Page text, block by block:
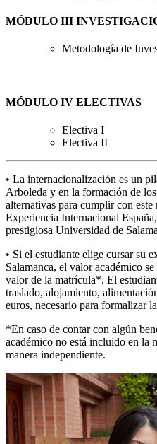
MÓDULO III
Metodología de
MÓDULO IV ELECTIVAS
Electiva I
Electiva II
• La internacionalización es un
Arboleda y en la formación de
alternativas para cumplir con
Experiencia Internacional
prestigiosa Universidad de
• Si el estudiante elige cursar su
Salamanca, el valor académico
valor de la matrícula*. El
traslado, alojamiento,
euros, necesario para formalizar
*En caso de contar con algún
académico no está incluido en la
manera independiente.